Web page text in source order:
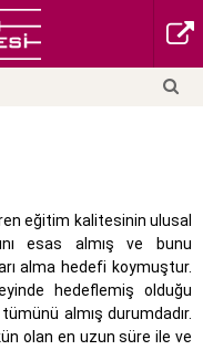
eğitim kalitesinin ulusal
esas almış ve bunu
alma hedefi koymuştur.
hedeflemiş olduğu
almış durumdadır.
olan en uzun süre ile ve